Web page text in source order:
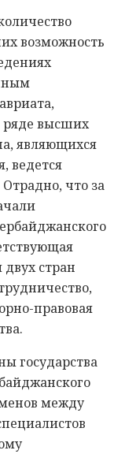
возможность
ряде высших
являющихся
ведется
что за
стран
правовая
государства
между